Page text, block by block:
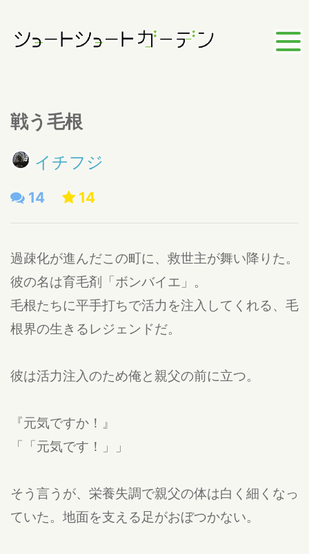
戦う毛根
イチフジ
14 14
過疎化が進んだこの町に、救世主が舞い降りた。
彼の名は育毛剤「ボンバイエ」。
毛根たちに平手打ちで活力を注入してくれる、毛
根界の生きるレジェンドだ。
彼は活力注入のため俺と親父の前に立つ。
『元気ですか！』
「「元気です！」」
そう言うが、栄養失調で親父の体は白く細くなっ
ていた。地面を支える足がおぼつかない。